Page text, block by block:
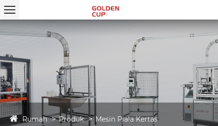
Rumah Produk
Mesin Piala Kertas